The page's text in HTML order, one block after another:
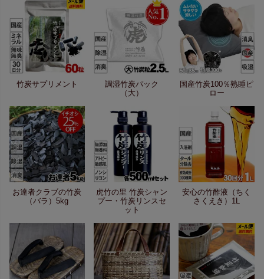
竹炭サプリメント
調湿竹炭パック
（大）
国産竹炭100％熟睡ピ
ロー
お達者クラブの竹炭
（バラ）5kg
虎竹の里 竹炭シャン
プー・竹炭リンスセ
ット
安心の竹酢液（ちく
さくえき）1L